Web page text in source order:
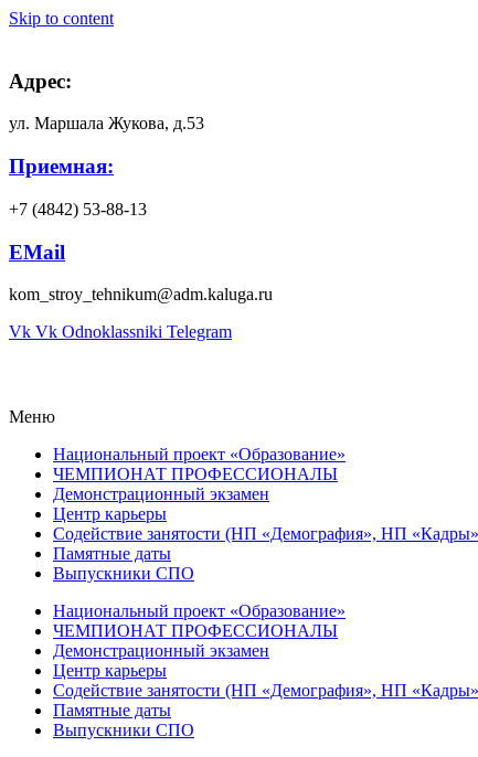
Skip to content
Адрес:
ул. Маршала Жукова, д.53
Приемная:
+7 (4842) 53-88-13
EMail
kom_stroy_tehnikum@adm.kaluga.ru
Vk Vk Odnoklassniki Telegram
Меню
Национальный проект «Образование»
ЧЕМПИОНАТ ПРОФЕССИОНАЛЫ
Демонстрационный экзамен
Центр карьеры
Содействие занятости (НП «Демография», НП
Памятные даты
Выпускники СПО
Национальный проект «Образование»
ЧЕМПИОНАТ ПРОФЕССИОНАЛЫ
Демонстрационный экзамен
Центр карьеры
Содействие занятости (НП «Демография», НП
Памятные даты
Выпускники СПО